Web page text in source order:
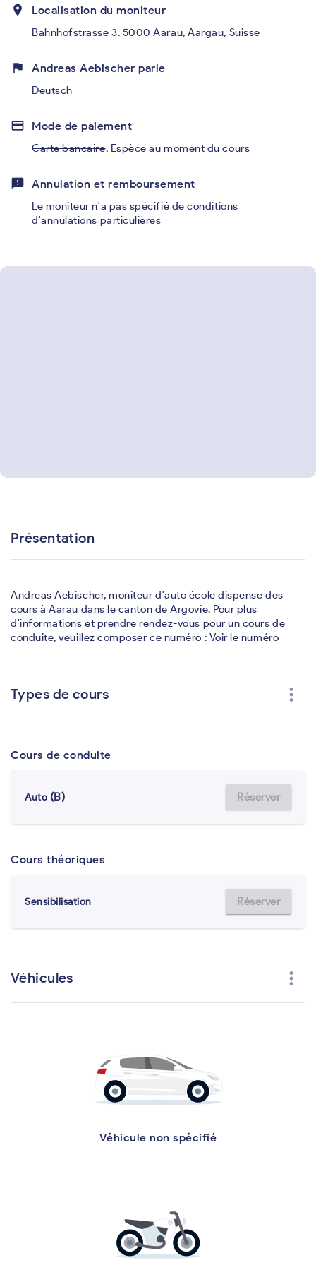
place Localisation du moniteur
Bahnhofstrasse 3. 5000 Aarau, Aargau, Suisse
flag Andreas Aebischer parle
Deutsch
credit_card Mode de paiement
Carte bancaire, Espèce au moment du cours
feedback Annulation et remboursement
Le moniteur n'a pas spécifié de conditions
d'annulations particulières
Présentation
Andreas Aebischer, moniteur d'auto école dispense des
cours à Aarau dans le canton de Argovie. Pour plus
d'informations et prendre rendez-vous pour un cours de
conduite, veuillez composer ce numéro : Voir le numéro
Types de cours more_vert
Cours de conduite
Auto (B) Réserver
Cours théoriques
Sensibilisation Réserver
Véhicules more_vert
Véhicule non spécifié